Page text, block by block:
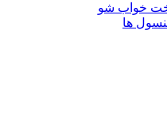
خواب شو
ها